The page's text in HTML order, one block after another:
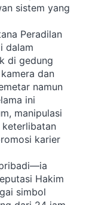
sistem yang
Peradilan
dalam
di gedung
dan
namun
ini
manipulasi
keterlibatan
karier
Hakim
simbol